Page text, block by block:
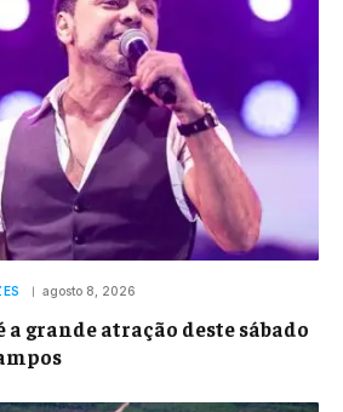
agosto 8, 2026
a grande atração deste sábado